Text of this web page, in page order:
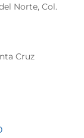
Norte, Col.
Cruz